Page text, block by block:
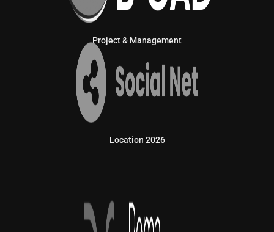
Project & Management
Location 2026